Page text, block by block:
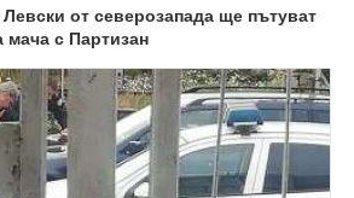
от северозапада ще пътуват
мача с Партизан